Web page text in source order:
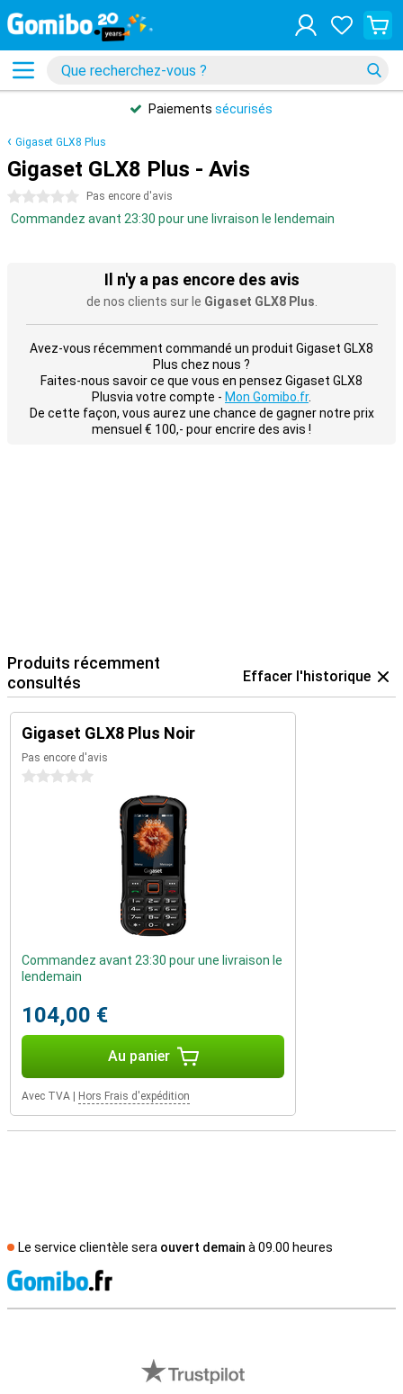
Paiements sécurisés
Gigaset GLX8 Plus
Gigaset GLX8 Plus - Avis
0 étoiles Pas encore d'avis
Commandez avant 23:30 pour une livraison le lendemain
Il n'y a pas encore des avis
de nos clients sur le Gigaset GLX8 Plus
Avez-vous récemment commandé un produit Gigaset GLX8
Plus chez nous ?
Faites-nous savoir ce que vous en pensez Gigaset GLX8
Plusvia votre compte - Mon Gomibo.fr.
De cette façon, vous aurez une chance de gagner notre prix
mensuel € 100,- pour encrire des avis !
Produits récemment
consultés
Effacer l'historique
Gigaset GLX8 Plus Noir
Pas encore d'avis
0 étoiles
Commandez avant 23:30 pour une livraison le
lendemain
104,00 €
Au panier
Avec TVA Hors Frais d'expédition
Le service clientèle sera ouvert demain à 09.00 heures